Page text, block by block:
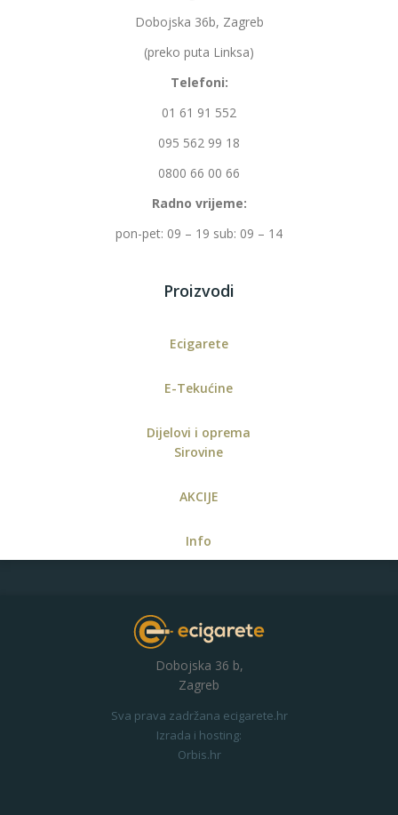
Proizvodi
Ecigarete
E-Tekućine
Dijelovi i oprema
Sirovine
AKCIJE
Info
Dobojska 36b, Zagreb
(preko puta Linksa)
Telefoni:
01 61 91 552
095 562 99 18
0800 66 00 66
Radno vrijeme:
pon-pet: 09 – 19 sub: 09 – 14
Dobojska 36 b,
Zagreb
Sva prava zadržana ecigarete.hr
Izrada i hosting:
Orbis.hr